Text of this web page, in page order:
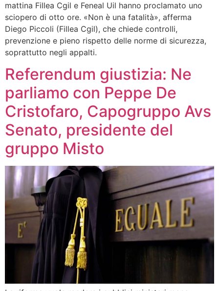
mattina Fillea Cgil e Feneal Uil hanno proclamato uno
sciopero di otto ore. «Non è una fatalità», afferma
Diego Piccoli (Fillea Cgil), che chiede controlli,
prevenzione e pieno rispetto delle norme di sicurezza,
soprattutto negli appalti.
Referendum giustizia: Ne
parliamo con Peppe De
Cristofaro, Capogruppo Avs
Senato, presidente del
gruppo Misto